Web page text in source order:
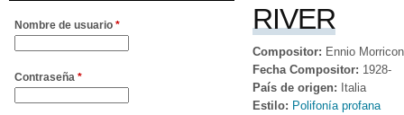
RIVER
Compositor: Ennio
Fecha Compositor: 1928-
País de origen: Italia
Estilo: Polifonía profana
Nombre de usuario *
Contraseña *